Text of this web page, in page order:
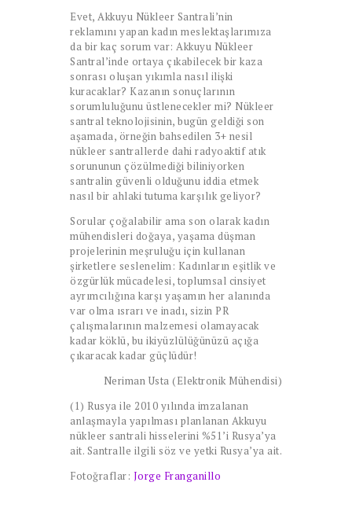
Evet, Akkuyu Nükleer Santrali’nin
reklamını yapan kadın meslektaşlarımıza
da bir kaç sorum var: Akkuyu Nükleer
Santral’inde ortaya çıkabilecek bir kaza
sonrası oluşan yıkımla nasıl ilişki
kuracaklar? Kazanın sonuçlarının
sorumluluğunu üstlenecekler mi? Nükleer
santral teknolojisinin, bugün geldiği son
aşamada, örneğin bahsedilen 3+ nesil
nükleer santrallerde dahi radyoaktif atık
sorununun çözülmediği biliniyorken
santralin güvenli olduğunu iddia etmek
nasıl bir ahlaki tutuma karşılık geliyor?
Sorular çoğalabilir ama son olarak kadın
mühendisleri doğaya, yaşama düşman
projelerinin meşruluğu için kullanan
şirketlere seslenelim: Kadınların eşitlik ve
özgürlük mücadelesi, toplumsal cinsiyet
ayrımcılığına karşı yaşamın her alanında
var olma ısrarı ve inadı, sizin PR
çalışmalarının malzemesi olamayacak
kadar köklü, bu ikiyüzlülüğünüzü açığa
çıkaracak kadar güçlüdür!
Neriman Usta (Elektronik Mühendisi)
(1) Rusya ile 2010 yılında imzalanan
anlaşmayla yapılması planlanan Akkuyu
nükleer santrali hisselerini %51’i Rusya’ya
ait. Santralle ilgili söz ve yetki Rusya’ya ait.
Fotoğraflar: Jorge Franganillo